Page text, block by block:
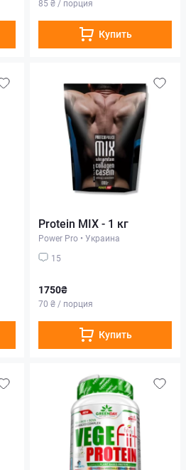
85 ₴ / порция
Купить
Protein MIX - 1 кг
Power Pro • Украина
15
1750₴
70 ₴ / порция
Купить